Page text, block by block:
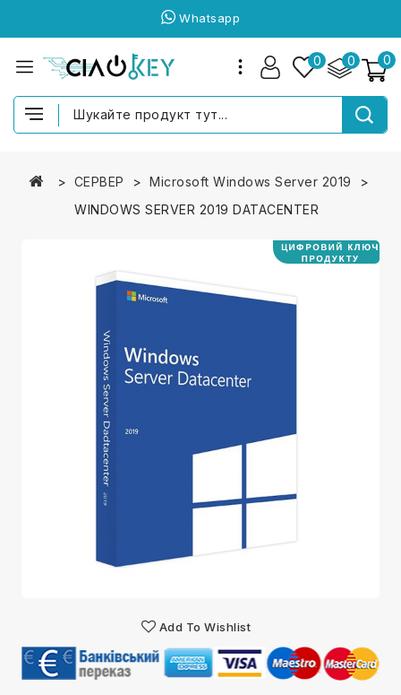
Whatsapp
0
0
0
СЕРВЕР
Microsoft Windows Server 2019
WINDOWS SERVER 2019 DATACENTER
Add To Wishlist